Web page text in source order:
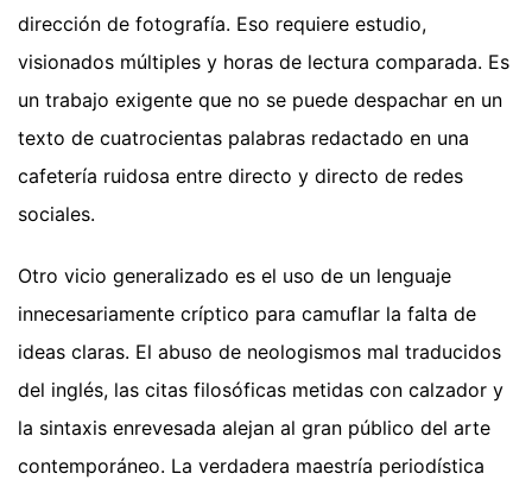
dirección de fotografía. Eso requiere estudio,
visionados múltiples y horas de lectura comparada. Es
un trabajo exigente que no se puede despachar en un
texto de cuatrocientas palabras redactado en una
cafetería ruidosa entre directo y directo de redes
sociales.
Otro vicio generalizado es el uso de un lenguaje
innecesariamente críptico para camuflar la falta de
ideas claras. El abuso de neologismos mal traducidos
del inglés, las citas filosóficas metidas con calzador y
la sintaxis enrevesada alejan al gran público del arte
contemporáneo. La verdadera maestría periodística